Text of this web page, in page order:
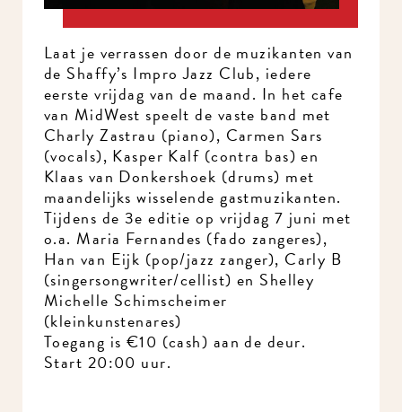
Laat je verrassen door de muzikanten van
de Shaffy’s Impro Jazz Club, iedere
eerste vrijdag van de maand. In het cafe
van MidWest speelt de vaste band met
Charly Zastrau (piano), Carmen Sars
(vocals), Kasper Kalf (contra bas) en
Klaas van Donkershoek (drums) met
maandelijks wisselende gastmuzikanten.
Tijdens de 3e editie op vrijdag 7 juni met
o.a. Maria Fernandes (fado zangeres),
Han van Eijk (pop/jazz zanger), Carly B
(singersongwriter/cellist) en Shelley
Michelle Schimscheimer
(kleinkunstenares)
Toegang is €10 (cash) aan de deur.
Start 20:00 uur.